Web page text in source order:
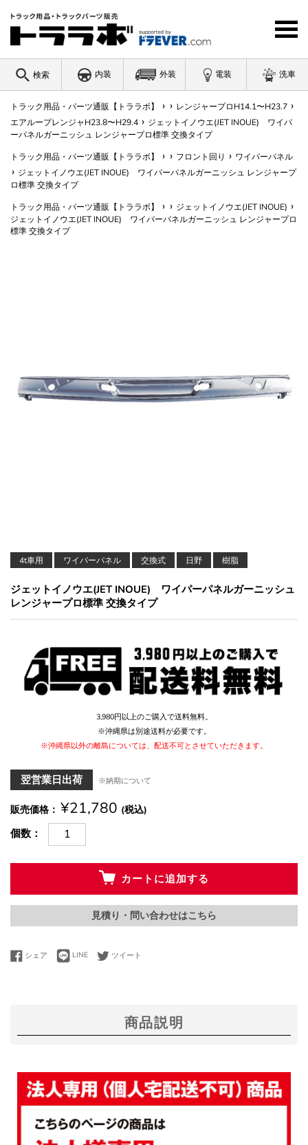
ス
検索 内装 外装 電装 洗車
ードを入力
トラック用品・パーツ通販【トララボ】 › › レンジャープロH14.1〜H23.7 ›
エアループレンジャH23.8〜H29.4 › ジェットイノウエ(JET INOUE) ワイパ
ーパネルガーニッシュ レンジャープロ標準 交換タイプ
トラック用品・パーツ通販【トララボ】
› › フロント回り › ワイパーパネル
› ジェットイノウエ(JET INOUE) ワイパーパネルガーニッシュ レンジャープ
ロ標準 交換タイプ
トラック用品・パーツ通販【トララボ】
› › ジェットイノウエ(JET INOUE) ›
ジェットイノウエ(JET INOUE) ワイパーパネルガーニッシュ レンジャープロ
標準 交換タイプ
4t車用 ワイパーパネル 交換式 日野 樹脂
ジェットイノウエ(JET INOUE) ワイパーパネルガーニッシュ
レンジャープロ標準 交換タイプ
3,980円以上のご購入で送料無料。
※沖縄県は別途送料が必要です。
※沖縄県以外の離島については、配送不可とさせていただきます。
翌営業日出荷 ※納期について
販売価格 ¥21,780 (税込)
個数
カートに追加する
見積り・問い合わせはこちら
シェア Facebookでシェアする
LINELINEで送るツイート
商品説明